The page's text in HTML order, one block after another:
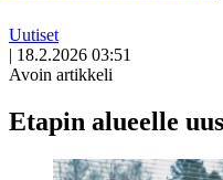
Uutiset
| 18.2.2026 03:51
Avoin artikkeli
Etapin alueelle